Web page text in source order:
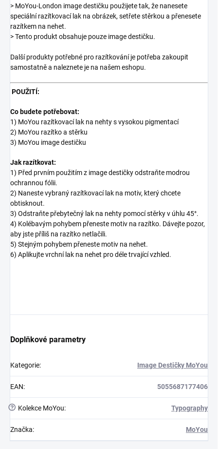
> MoYou-London image destičku použijete tak, že nanesete
speciální razítkovací lak na obrázek, setřete stěrkou a přenesete
razítkem na nehet.
> Tento produkt obsahuje pouze image destičku.
Další produkty potřebné pro razítkování je potřeba zakoupit
samostatně a naleznete je na našem eshopu.
POUŽITÍ:
Co budete potřebovat:
1) MoYou razítkovací lak na nehty s vysokou pigmentací
2) MoYou razítko a stěrku
3) MoYou image destičku
Jak razítkovat:
1) Před prvním použitím z image destičky odstraňte modrou
ochrannou fólii.
2) Naneste vybraný razítkovací lak na motiv, který chcete
obtisknout.
3) Odstraňte přebytečný lak na nehty pomocí stěrky v úhlu 45°.
4) Kolébavým pohybem přeneste motiv na razítko. Dávejte pozor,
aby jste příliš na razítko netlačili.
5) Stejným pohybem přeneste motiv na nehet.
6) Aplikujte vrchní lak na nehet pro déle trvající vzhled.
Doplňkové parametry
Kategorie: Image Destičky MoYou
EAN: 5055687177406
? Kolekce MoYou: Typography
Značka: MoYou